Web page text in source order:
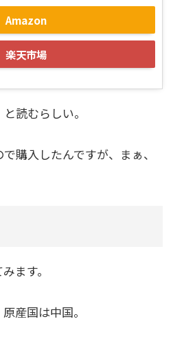
Amazon
楽天市場
読むらしい。
購入したんですが、まぁ、
ます。
産国は中国。